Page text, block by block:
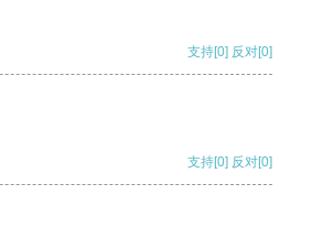
支持[0] 反对[0]
支持[0] 反对[0]